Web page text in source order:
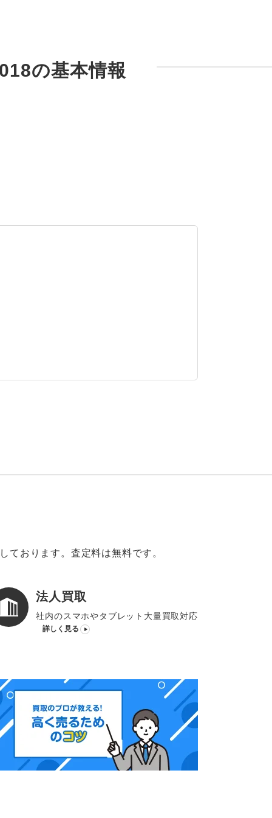
の基本情報
ております。査定料は無料です。
法人買取
社内のスマホやタブレット大量買取対応
詳しく見る